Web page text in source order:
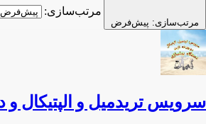
مرتب‌سازی: پیش‌فرض
مرتب‌سازی:
سرویس تریدمیل و الپتیکال و